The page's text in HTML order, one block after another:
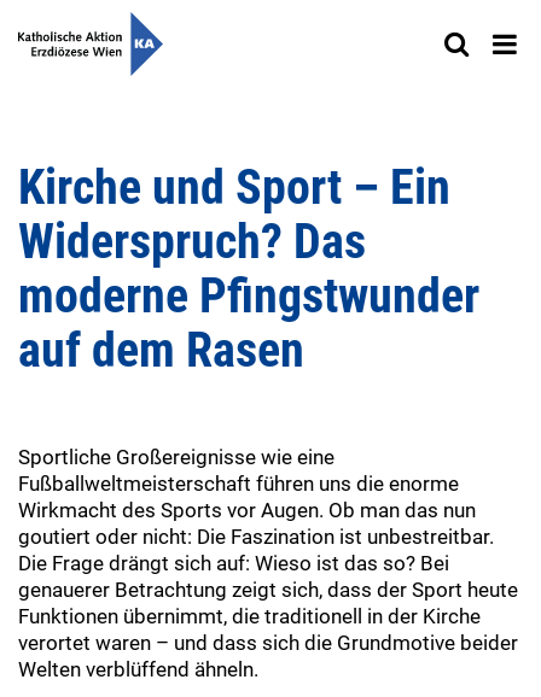
Kirche und Sport – Ein
Widerspruch? Das
moderne Pfingstwunder
auf dem Rasen
Sportliche Großereignisse wie eine
Fußballweltmeisterschaft führen uns die enorme
Wirkmacht des Sports vor Augen. Ob man das nun
goutiert oder nicht: Die Faszination ist unbestreitbar.
Die Frage drängt sich auf: Wieso ist das so? Bei
genauerer Betrachtung zeigt sich, dass der Sport heute
Funktionen übernimmt, die traditionell in der Kirche
verortet waren – und dass sich die Grundmotive beider
Welten verblüffend ähneln.